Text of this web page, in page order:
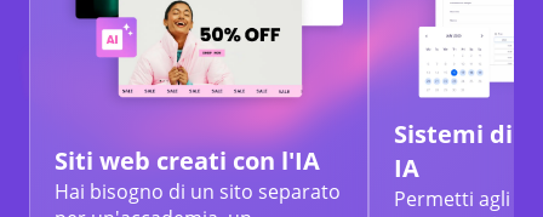
Siti web creati con l'IA
Hai bisogno di un sito separato
Sistemi di
IA
Permetti agli